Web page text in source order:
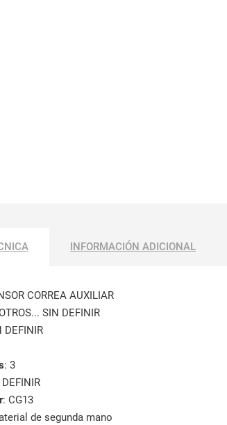
INFORMACIÓN ADICIONAL
CORREA AUXILIAR
SIN DEFINIR
DEFINIR
: 3
: CG13
de segunda mano